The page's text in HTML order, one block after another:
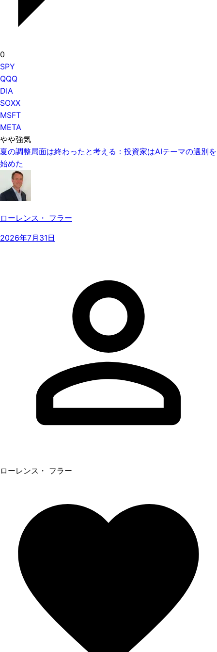
0
SPY
QQQ
DIA
SOXX
MSFT
META
やや強気
夏の調整局面は終わったと考える：投資家はAIテーマの選別を
始めた
ローレンス・ フラー
2026年7月31日
ローレンス・ フラー